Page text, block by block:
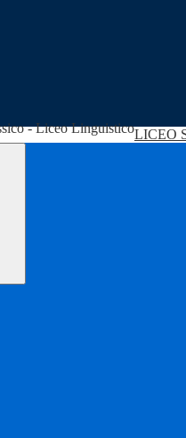
LICEO